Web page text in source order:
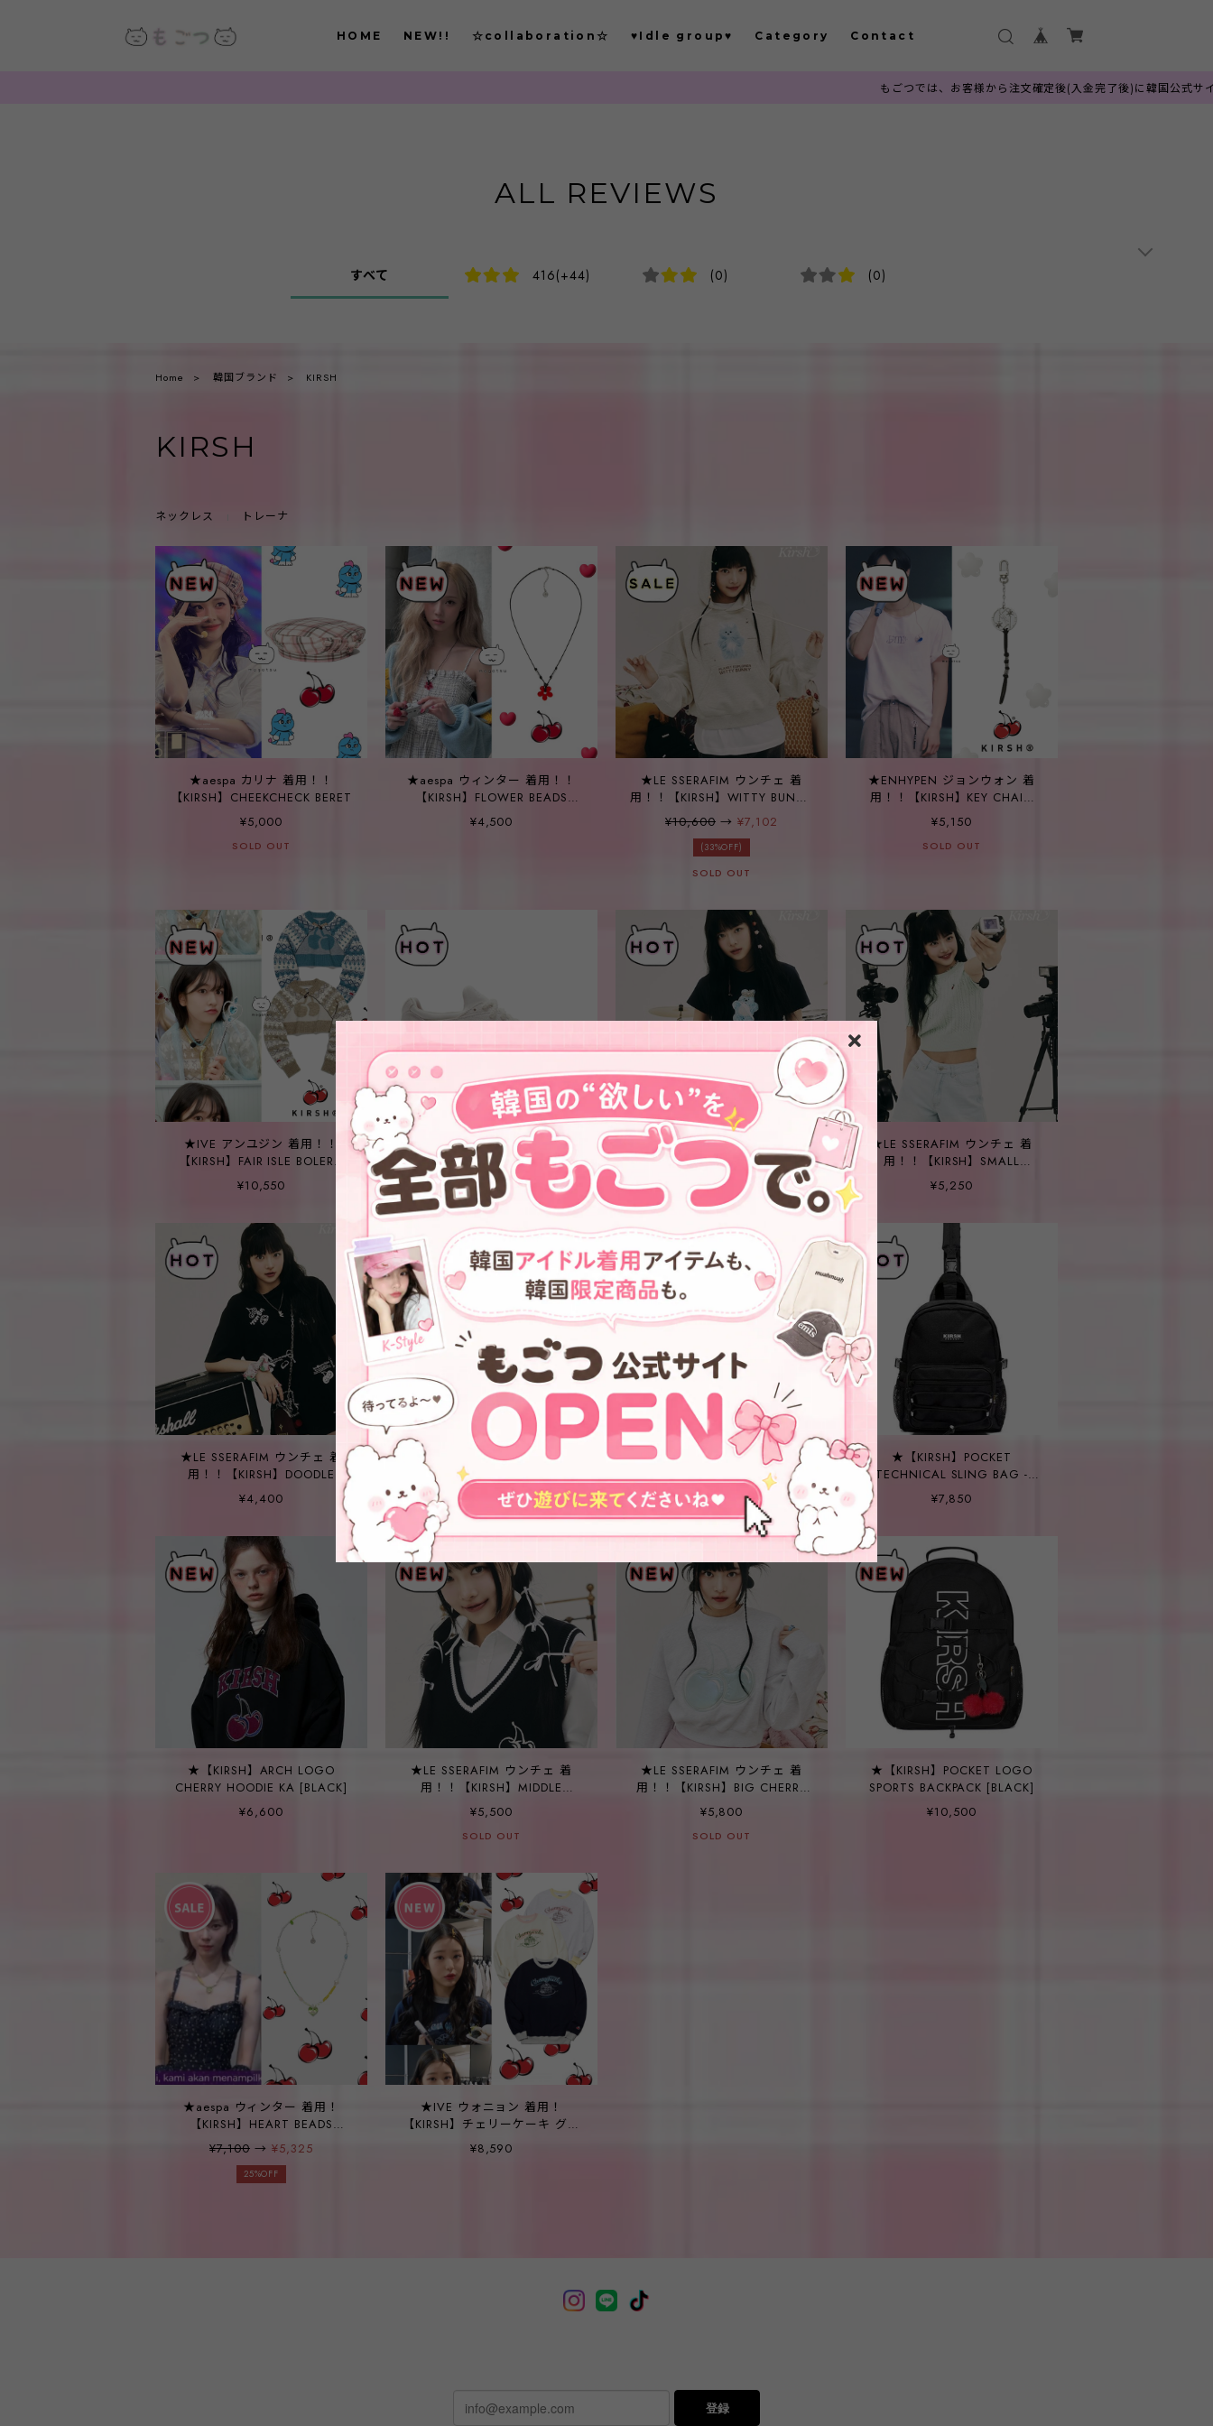
HOME NEW!! ☆collaboration☆ ♥Idle group♥ Category Contact
もごつでは、お客様から注文確定後(入金完了後)に韓国公式サイトへ発注を行
ALL REVIEWS
すべて 416(+44) (0) (0)
Home 韓国ブランド KIRSH
KIRSH
ネックレス トレーナ
★aespa カリナ 着用！！
【KIRSH】CHEEKCHECK BERET
¥5,000
SOLD OUT
★aespa ウィンター 着用！！
【KIRSH】FLOWER BEADS
NECKLACE
¥4,500
★LE SSERAFIM ウンチェ 着
用！！【KIRSH】WITTY BUNNY
PLANET EXPLORER CROP
HOODIE - 3COLOR
¥10,600 → ¥7,102
(33%OFF)
SOLD OUT
★ENHYPEN ジョンウォン 着
用！！【KIRSH】KEY CHAIN
BLACK
¥5,150
SOLD OUT
★IVE アンユジン 着用！！
【KIRSH】FAIR ISLE BOLERO
KNIT CARDIGAN - 2COLOR
¥10,550
【KIRSH X ASICS】GEL-LYTE V
¥23,600
★LE SSERAFIM ウンチェ 着
用！！【KIRSH】WITTY BUNNY
TOMBOY CROP T-SHIRT -
3COLOR
¥3,850
★LE SSERAFIM ウンチェ 着
用！！【KIRSH】SMALL
CHERRY CABLE CROP SHORT
SLEEVE KNIT - 5COLOR
¥5,250
★LE SSERAFIM ウンチェ 着
用！！【KIRSH】DOODLE
CHERRY TOMBOY GRAPHIC T-
SHIRT - 3COLOR
¥4,400
★【KIRSH】POCKET STORAGE
BACKPACK [BLACK]
¥12,700
★【KIRSH】POCKET
TECHNICAL STRING
BACKPACK - 2COLOR
¥11,700
★【KIRSH】POCKET
TECHNICAL SLING BAG -
2COLOR
¥7,850
★【KIRSH】ARCH LOGO
CHERRY HOODIE KA [BLACK]
¥6,600
★LE SSERAFIM ウンチェ 着
用！！【KIRSH】MIDDLE
CHERRY V-NECK KNIT VEST -
2COLOR
¥5,500
SOLD OUT
★LE SSERAFIM ウンチェ 着
用！！【KIRSH】BIG CHERRY
HOLOGRAM CROP
SWEATSHIRT - 3COLOR
¥5,800
SOLD OUT
★【KIRSH】POCKET LOGO
SPORTS BACKPACK [BLACK]
¥10,500
★aespa ウィンター 着用！
【KIRSH】HEART BEADS
NECKLACE
¥7,100 → ¥5,325
25%OFF
★IVE ウォニョン 着用！
【KIRSH】チェリーケーキ グラ
フィック リップ ポイント スウ
ェットシャツ_3COLOR
¥8,590
登録